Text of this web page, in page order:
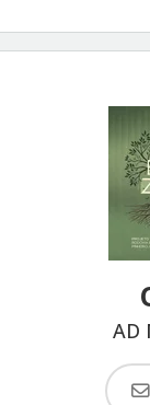
AD